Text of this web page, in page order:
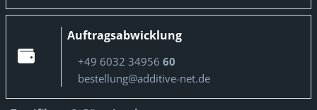
Auftragsabwicklung
+49 6032 34956 60
bestellung@additive-net.de